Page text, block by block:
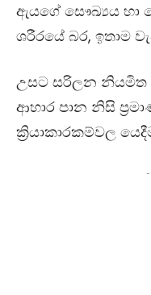
ඇයගේ සෞඛ්‍යය
ශරීරයේ බර, ඉතාම
උසට සරිලන නියමිත
ආහාර පාන නිසි
ක්‍රියාකාරකම්වල
-